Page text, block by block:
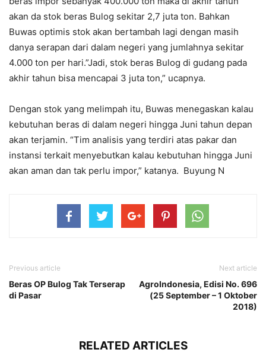
akan da stok beras Bulog sekitar 2,7 juta ton. Bahkan
Buwas optimis stok akan bertambah lagi dengan masih
danya serapan dari dalam negeri yang jumlahnya sekitar
4.000 ton per hari.”Jadi, stok beras Bulog di gudang pada
akhir tahun bisa mencapai 3 juta ton,” ucapnya.
Dengan stok yang melimpah itu, Buwas menegaskan kalau
kebutuhan beras di dalam negeri hingga Juni tahun depan
akan terjamin. “Tim analisis yang terdiri atas pakar dan
instansi terkait menyebutkan kalau kebutuhan hingga Juni
akan aman dan tak perlu impor,” katanya. Buyung N
Previous article
Beras OP Bulog Tak Terserap
di Pasar
Next article
AgroIndonesia, Edisi No. 696
(25 September – 1 Oktober
2018)
RELATED ARTICLES